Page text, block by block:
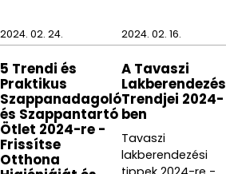
2024. 02. 24.
5 Trendi és
Praktikus
Szappanadagoló
és Szappantartó
Ötlet 2024-re -
Frissítse
Otthona
2024. 02. 16.
A Tavaszi
Lakberendezés
Trendjei 2024-
ben
Tavaszi
lakberendezési